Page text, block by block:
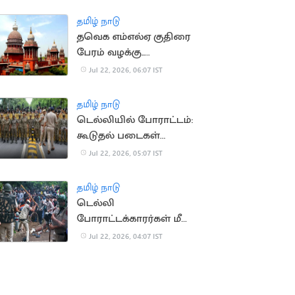
தமிழ் நாடு
தவெக எம்எல்ஏ குதிரை
பேரம் வழக்கு..
காவல்துறைக்கு
Jul 22, 2026, 06:07 IST
தமிழ் நாடு
டெல்லியில் போராட்டம்:
கூடுதல் படைகள்
வரவழைப்பு
Jul 22, 2026, 05:07 IST
தமிழ் நாடு
டெல்லி
போராட்டக்காரர்கள் மீது
தாக்குதல் வழக்கு இன்று
Jul 22, 2026, 04:07 IST